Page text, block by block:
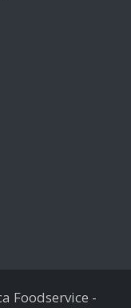
Foodservice -